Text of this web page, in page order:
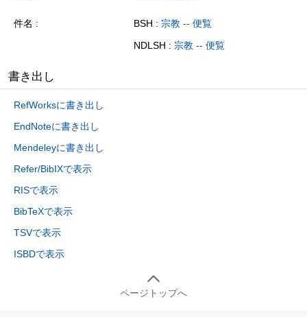
件名 BSH : 宗教 -- 便覧
NDLSH : 宗教 -- 便覧
書き出し
RefWorksに書き出し
EndNoteに書き出し
Mendeleyに書き出し
Refer/BibIXで表示
RISで表示
BibTeXで表示
TSVで表示
ISBDで表示
ページトップへ